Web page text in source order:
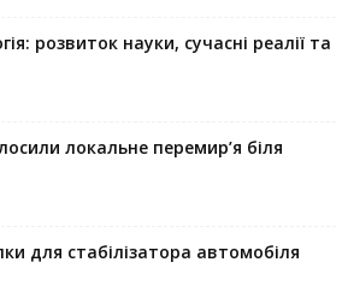
розвиток науки, сучасні реалії та
локальне перемир’я біля
для стабілізатора автомобіля